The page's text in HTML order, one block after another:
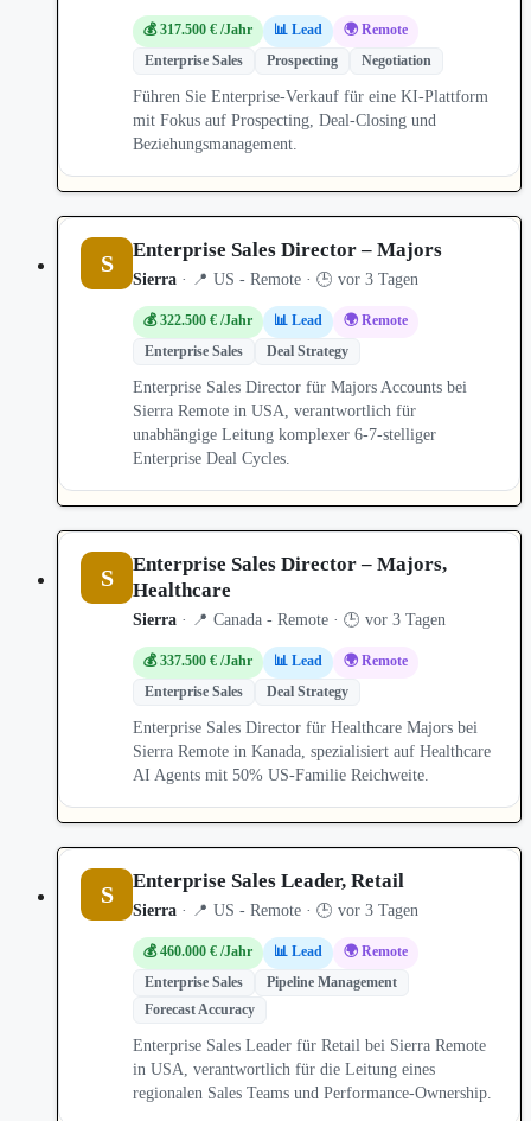
💰 317.500 € /Jahr 📊 Lead
🌍 Remote
Enterprise Sales
Prospecting Negotiation
Führen Sie Enterprise-Verkauf für eine KI-Plattform
mit Fokus auf Prospecting, Deal-Closing und
Beziehungsmanagement.
S Enterprise Sales Director – Majors
Sierra · 📍 US - Remote · 🕒 vor 3 Tagen
💰 322.500 € /Jahr 📊 Lead
🌍 Remote
Enterprise Sales
Deal Strategy
Enterprise Sales Director für Majors Accounts bei
Sierra Remote in USA, verantwortlich für
unabhängige Leitung komplexer 6-7-stelliger
Enterprise Deal Cycles.
S
Enterprise Sales Director – Majors,
Healthcare
Sierra · 📍 Canada - Remote · 🕒 vor 3 Tagen
💰 337.500 € /Jahr 📊 Lead
🌍 Remote
Enterprise Sales
Deal Strategy
Enterprise Sales Director für Healthcare Majors bei
Sierra Remote in Kanada, spezialisiert auf Healthcare
AI Agents mit 50% US-Familie Reichweite.
S Enterprise Sales Leader, Retail
Sierra · 📍 US - Remote · 🕒 vor 3 Tagen
💰 460.000 € /Jahr 📊 Lead
🌍 Remote
Enterprise Sales
Pipeline Management
Forecast Accuracy
Enterprise Sales Leader für Retail bei Sierra Remote
in USA, verantwortlich für die Leitung eines
regionalen Sales Teams und Performance-Ownership.